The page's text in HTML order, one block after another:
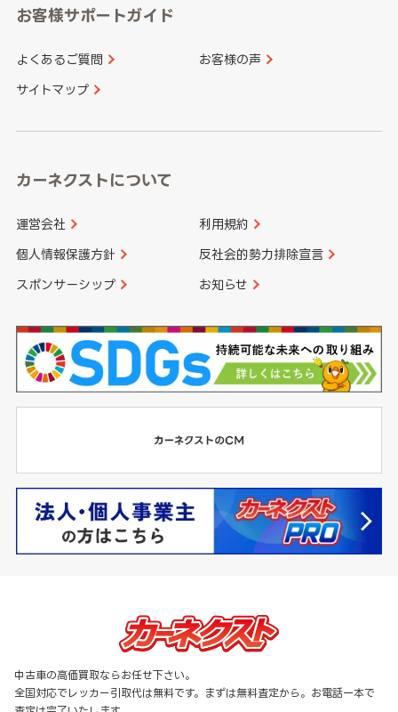
愛知県
和歌山県
山口県
香川県 愛媛県
長崎県
大分県 宮崎県
お客様サポートガイド
よくあるご質問 お客様の声
サイトマップ
カーネクストについて
運営会社 利用規約
個人情報保護方針 反社会的勢力排除宣言
スポンサーシップ お知らせ
中古車の高価買取ならお任せ下さい。
全国対応でレッカー引取代は無料です。まずは無料査定から。お電話一本で